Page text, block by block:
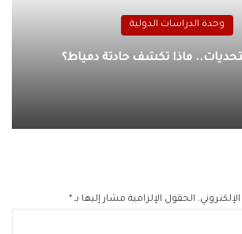
وحدة الدراسات الدولية
ماذا تكشف حادثة دمياط؟
الحقول الإلزامية مشار إليها بـ *